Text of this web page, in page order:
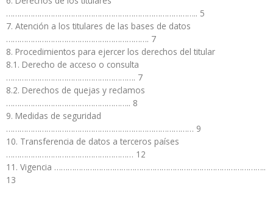
………………………………………………………………………….. 5
7. Atención a los titulares de las bases de datos
………………………………………………………. 7
8. Procedimientos para ejercer los derechos del titular
8.1. Derecho de acceso o consulta
…………………………………………………. 7
8.2. Derechos de quejas y reclamos
……………………………………………….. 8
9. Medidas de seguridad
………………………………………………………………………… 9
10. Transferencia de datos a terceros países
………………………………………………… 12
11. Vigencia …………………………………………………………………………………..
13